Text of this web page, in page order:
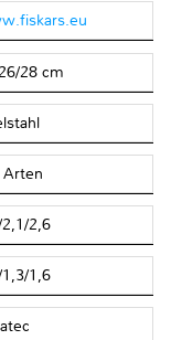
28 cm
Arten
2,6
1,6